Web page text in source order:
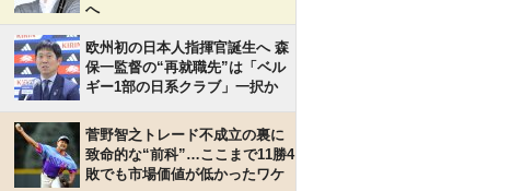
へ
欧州初の日本人指揮官誕生へ 森
保一監督の“再就職先”は「ベル
ギー1部の日系クラブ」一択か
菅野智之トレード不成立の裏に
致命的な“前科”…ここまで11勝4
敗でも市場価値が低かったワケ